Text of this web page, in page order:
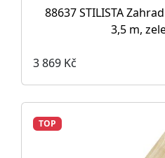
88637 STILISTA
3,5 m,
3 869 Kč
TOP